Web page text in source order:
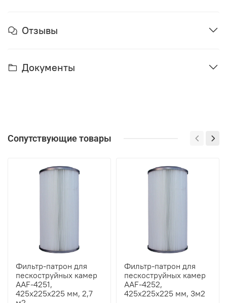
Отзывы
Документы
Сопутствующие товары
Фильтр-патрон для
пескоструйных камер
AAF-4251,
425х225х225 мм, 2,7
Фильтр-патрон для
пескоструйных камер
AAF-4252,
425х225х225 мм, 3м2